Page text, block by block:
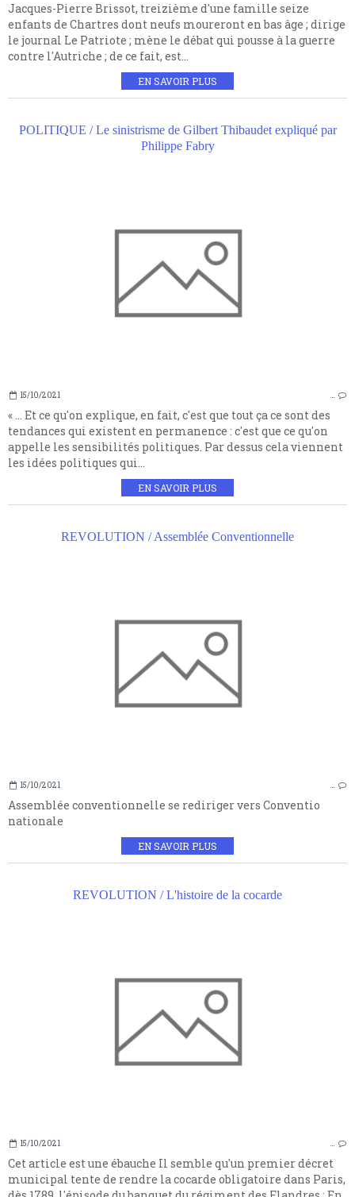
Jacques-Pierre Brissot, treizième d'une famille seize
enfants de Chartres dont neufs moureront en bas âge ; dirige
le journal Le Patriote ; mène le débat qui pousse à la guerre
contre l'Autriche ; de ce fait, est...
EN SAVOIR PLUS
POLITIQUE / Le sinistrisme de Gilbert Thibaudet expliqué par
Philippe Fabry
15/10/2021 …
« ... Et ce qu'on explique, en fait, c'est que tout ça ce sont des
tendances qui existent en permanence : c'est que ce qu'on
appelle les sensibilités politiques. Par dessus cela viennent
les idées politiques qui...
EN SAVOIR PLUS
REVOLUTION / Assemblée Conventionnelle
15/10/2021 …
Assemblée conventionnelle se rediriger vers Conventio
nationale
EN SAVOIR PLUS
REVOLUTION / L'histoire de la cocarde
15/10/2021 …
Cet article est une ébauche Il semble qu'un premier décret
municipal tente de rendre la cocarde obligatoire dans Paris,